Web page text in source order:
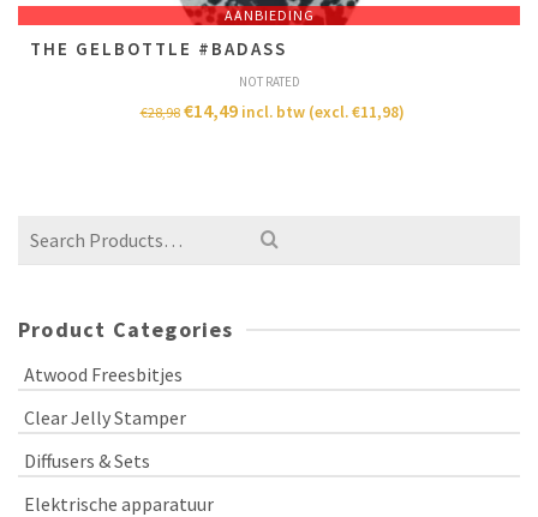
AANBIEDING
THE GELBOTTLE #BADASS
NOT RATED
€28,98 €14,49 incl. btw (excl.€11,98)
Product Categories
Atwood Freesbitjes
Clear Jelly Stamper
Diffusers & Sets
Elektrische apparatuur